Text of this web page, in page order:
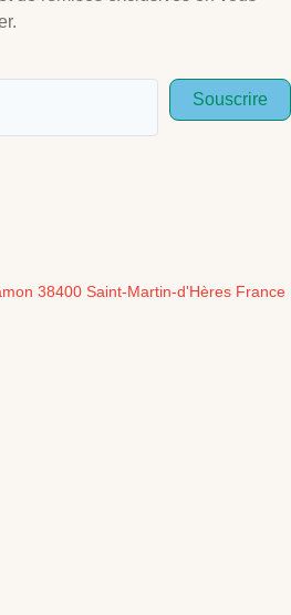
Souscrire
38400 Saint-Martin-d'Hères France